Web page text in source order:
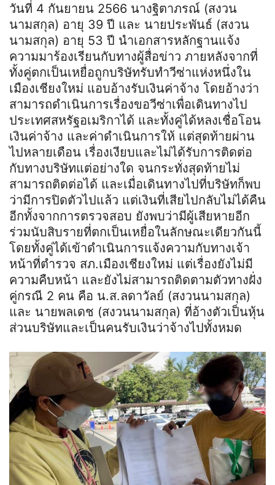
วันที่ 4 กันยายน 2566 นางฐิตาภรณ์ (สงวน
นามสกุล) อายุ 39 ปี และ นายประพันธ์ (สงวน
นามสกุล) อายุ 53 ปี นำเอกสารหลักฐานแจ้ง
ความมาร้องเรียนกับทางผู้สื่อข่าว ภายหลังจากที่
ทั้งคู่ตกเป็นเหยื่อถูกบริษัทรับทำวีซ่าแห่งหนึ่งใน
เมืองเชียงใหม่ แอบอ้างรับเงินค่าจ้าง โดยอ้างว่า
สามารถดำเนินการเรื่องขอวีซ่าเพื่อเดินทางไป
ประเทศสหรัฐอเมริกาได้ และทั้งคู่ได้หลงเชื่อโอน
เงินค่าจ้าง และค่าดำเนินการให้ แต่สุดท้ายผ่าน
ไปหลายเดือน เรื่องเงียบและไม่ได้รับการติดต่อ
กับทางบริษัทแต่อย่างใด จนกระทั่งสุดท้ายไม่
สามารถติดต่อได้ และเมื่อเดินทางไปที่บริษัทก็พบ
ว่ามีการปิดตัวไปแล้ว แต่เงินที่เสียไปกลับไม่ได้คืน
อีกทั้งจากการตรวจสอบ ยังพบว่ามีผู้เสียหายอีก
ร่วมนับสิบรายที่ตกเป็นเหยื่อในลักษณะเดียวกันนี้
โดยทั้งคู่ได้เข้าดำเนินการแจ้งความกับทางเจ้า
หน้าที่ตำรวจ สภ.เมืองเชียงใหม่ แต่เรื่องยังไม่มี
ความคืบหน้า และยังไม่สามารถติดตามตัวทางฝั่ง
คู่กรณี 2 คน คือ น.ส.ลดาวัลย์ (สงวนนามสกุล)
และ นายพลเดช (สงวนนามสกุล) ที่อ้างตัวเป็นหุ้น
ส่วนบริษัทและเป็นคนรับเงินว่าจ้างไปทั้งหมด